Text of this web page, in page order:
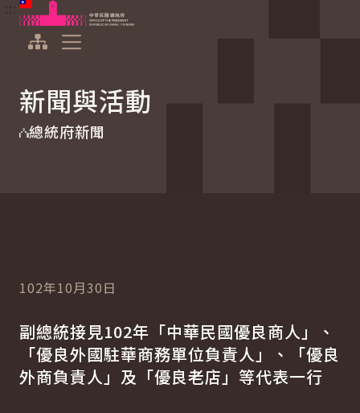
跳到主要內容
中華民國總統府
新聞與活動
總統府新聞
102年10月30日
副總統接見102年「中華民國優良商人」、
「優良外國駐華商務單位負責人」、「優良
外商負責人」及「優良老店」等代表一行